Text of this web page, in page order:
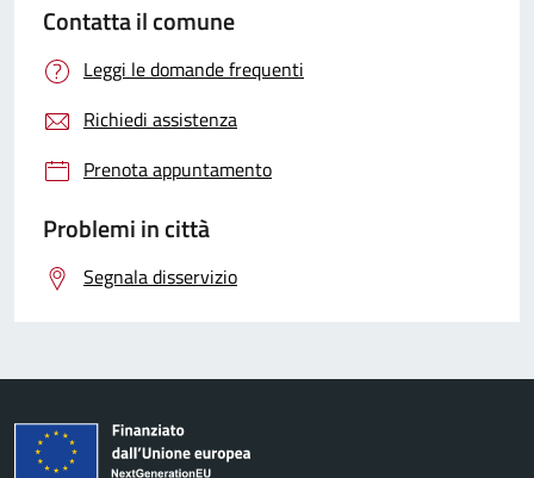
Contatta il comune
Leggi le domande frequenti
Richiedi assistenza
Prenota appuntamento
Problemi in città
Segnala disservizio